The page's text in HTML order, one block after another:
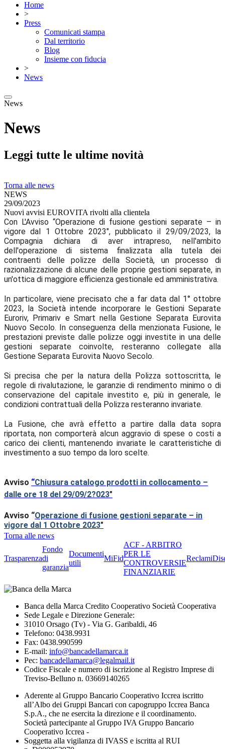
Home
>
Press
Comunicati stampa
Dal territorio
Blog
Insieme con fiducia
>
News
News
News
Leggi tutte le ultime novità
Torna alle news
NEWS
29/09/2023
Nuovi avvisi EUROVITA rivolti alla clientela
Con L'Avviso “Operazione di fusione gestioni separate – in
vigore dal 1 Ottobre 2023", pubblicato il 29/09/2023, la
Compagnia dichiara di aver intrapreso, nell'ambito
dell'operazione di sistema finalizzata alla tutela dei
contraenti delle polizze della Società, un processo di
razionalizzazione di alcune delle proprie gestioni separate, in
un'ottica di maggiore efficienza gestionale ed amministrativa.
In particolare, viene precisato che a far data dal 1° ottobre
2023, la Società intende incorporare le Gestioni Separate
Euroriv, Primariv e Smart nella Gestione Separata Eurovita
Nuovo Secolo. In conseguenza della menzionata Fusione, le
prestazioni previste dalle polizze oggi investite in una delle
gestioni separate coinvolte, resteranno collegate alla
Gestione Separata Eurovita Nuovo Secolo.
Si precisa che per la natura della Polizza sottoscritta, le
regole di rivalutazione, le garanzie di rendimento minimo o di
conservazione del capitale investito e, più in generale, le
condizioni contrattuali della Polizza resteranno invariate.
La Fusione, che avrà effetto a partire dalla data sopra
riportata, non comporterà alcun aggravio di spese o costi a
carico dei clienti, mantenendo invariate le caratteristiche di
investimento a suo tempo da loro scelte.
Avviso “Chiusura catalogo prodotti in collocamento –
dalle ore 18 del 29/09/2?023"
Avviso “Operazione di fusione gestioni separate – in
vigore dal 1 Ottobre 2023"
Torna alle news
Trasparenza
Fondo
di
garanzia
Documenti
utili
MiFid
ACF - ARBITRO
PER LE
CONTROVERSIE
FINANZIARIE
Reclami
Banca della Marca Credito Cooperativo Società Cooperativa
Sede Legale e Direzione Generale:
31010 Orsago (Tv) - Via G. Garibaldi, 46
Telefono: 0438.9931
Fax: 0438.990599
E-mail: info@bancadellamarca.it
Pec: bancadellamarca@legalmail.it
Codice Fiscale e numero di iscrizione al Registro Imprese di
Treviso-Belluno n. 03669140265
Aderente al Gruppo Bancario Cooperativo Iccrea iscritto
all’Albo dei Gruppi Bancari con capogruppo Iccrea Banca
S.p.A., che ne esercita la direzione e il coordinamento.
Società partecipante al Gruppo IVA Gruppo Bancario
Cooperativo Iccrea -
Soggetta alla vigilanza di IVASS e iscritta al RUI